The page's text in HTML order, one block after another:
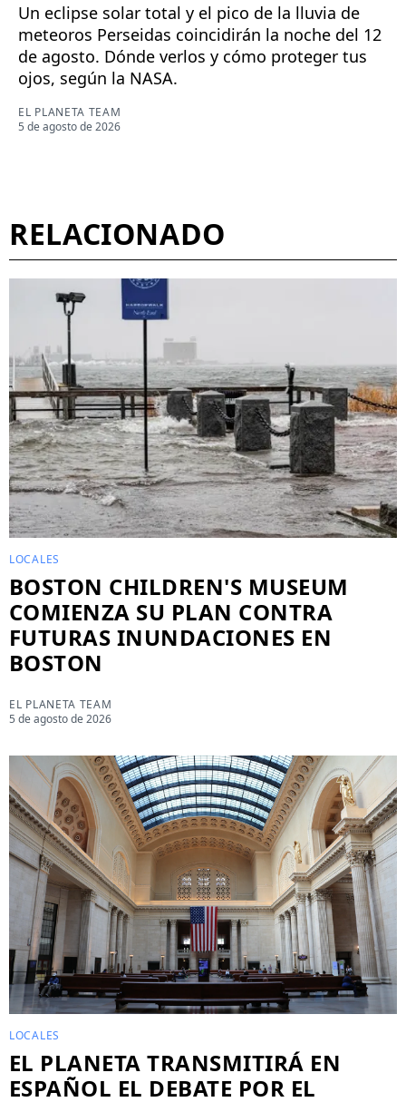
Un eclipse solar total y el pico de la lluvia de
meteoros Perseidas coincidirán la noche del 12
de agosto. Dónde verlos y cómo proteger tus
ojos, según la NASA.
EL PLANETA TEAM
5 de agosto de 2026
RELACIONADO
LOCALES
BOSTON CHILDREN'S MUSEUM
COMIENZA SU PLAN CONTRA
FUTURAS INUNDACIONES EN
BOSTON
EL PLANETA TEAM
5 de agosto de 2026
LOCALES
EL PLANETA TRANSMITIRÁ EN
ESPAÑOL EL DEBATE POR EL